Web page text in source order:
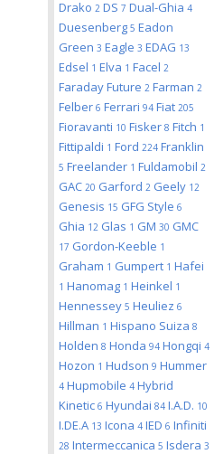
Drako 2 DS 7 Dual-Ghia 4
Duesenberg 5 Eadon
Green 3 Eagle 3 EDAG 13
Edsel 1 Elva 1 Facel 2
Faraday Future 2 Farman 2
Felber 6 Ferrari 94 Fiat 205
Fioravanti 10 Fisker 8 Fitch 1
Fittipaldi 1 Ford 224 Franklin
5 Freelander 1 Fuldamobil 2
GAC 20 Garford 2 Geely 12
Genesis 15 GFG Style 6
Ghia 12 Glas 1 GM 30 GMC
17 Gordon-Keeble 1
Graham 1 Gumpert 1 Hafei
1 Hanomag 1 Heinkel 1
Hennessey 5 Heuliez 6
Hillman 1 Hispano Suiza 8
Holden 8 Honda 94 Hongqi 4
Hozon 1 Hudson 9 Hummer
4 Hupmobile 4 Hybrid
Kinetic 6 Hyundai 84 I.A.D. 10
I.DE.A 13 Icona 4 IED 6 Infiniti
28 Intermeccanica 5 Isdera 3